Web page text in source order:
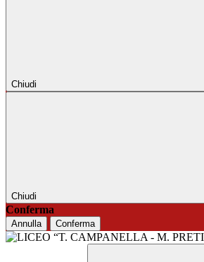
Chiudi
Chiudi
Conferma
Annulla Conferma